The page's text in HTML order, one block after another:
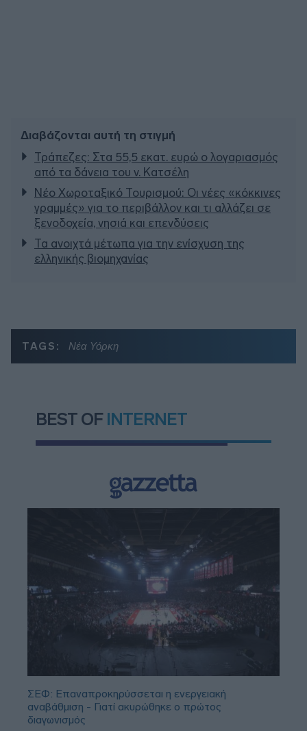
Διαβάζονται αυτή τη στιγμή
Τράπεζες: Στα 55,5 εκατ. ευρώ ο λογαριασμός
από τα δάνεια του ν. Κατσέλη
Νέο Χωροταξικό Τουρισμού: Οι νέες «κόκκινες
γραμμές» για το περιβάλλον και τι αλλάζει σε
ξενοδοχεία, νησιά και επενδύσεις
Τα ανοιχτά μέτωπα για την ενίσχυση της
ελληνικής βιομηχανίας
TAGS: Νέα Υόρκη
BEST OF INTERNET
ΣΕΦ: Επαναπροκηρύσσεται η ενεργειακή
αναβάθμιση - Γιατί ακυρώθηκε ο πρώτος
διαγωνισμός